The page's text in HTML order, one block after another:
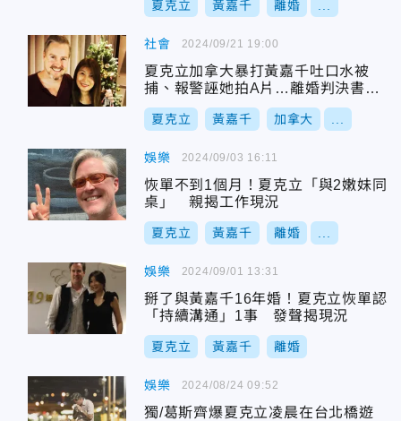
夏克立 黃嘉千 離婚
社會
夏克立加拿大暴打黃嘉千吐口水被
捕、報警誣她拍A片…離婚判決書12
指控曝光
夏克立 黃嘉千 加拿大
2024/09/21 19:00
娛樂
恢單不到1個月！夏克立「與2嫩妹同
桌」 親揭工作現況
夏克立 黃嘉千 離婚
2024/09/03 16:11
娛樂
掰了與黃嘉千16年婚！夏克立恢單認
「持續溝通」1事 發聲揭現況
夏克立 黃嘉千 離婚
2024/09/01 13:31
娛樂
獨/葛斯齊爆夏克立凌晨在台北橋遊
2024/08/24 09:52